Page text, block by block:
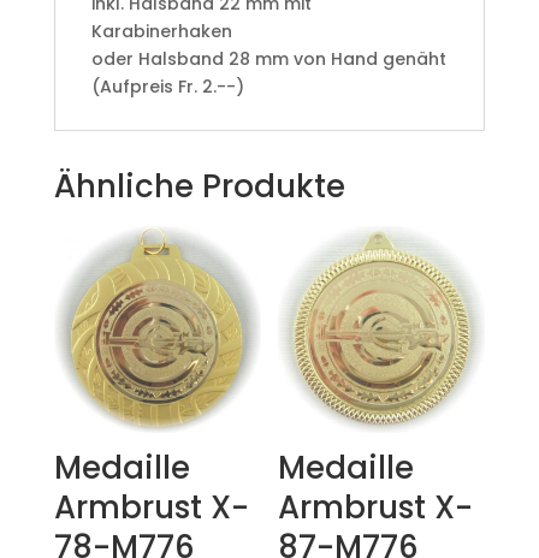
Karabinerhaken
oder Halsband 28 mm von Hand genäht
(Aufpreis Fr. 2.--)
Ähnliche Produkte
Medaille
Armbrust X-
78-M776
Medaille
Armbrust X-
87-M776